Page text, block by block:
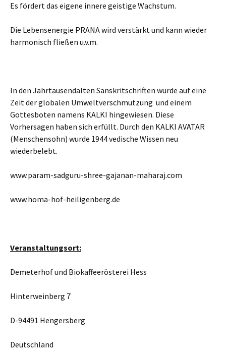
Es fördert das eigene innere geistige Wachstum.
Die Lebensenergie PRANA wird verstärkt und kann wieder
harmonisch fließen u.v.m.
In den Jahrtausendalten Sanskritschriften wurde auf eine
Zeit der globalen Umweltverschmutzung und einem
Gottesboten namens KALKI hingewiesen. Diese
Vorhersagen haben sich erfüllt. Durch den KALKI AVATAR
(Menschensohn) wurde 1944 vedische Wissen neu
wiederbelebt.
www.param-sadguru-shree-gajanan-maharaj.com
www.homa-hof-heiligenberg.de
Veranstaltungsort:
Demeterhof und Biokaffeerösterei Hess
Hinterweinberg 7
D-94491 Hengersberg
Deutschland